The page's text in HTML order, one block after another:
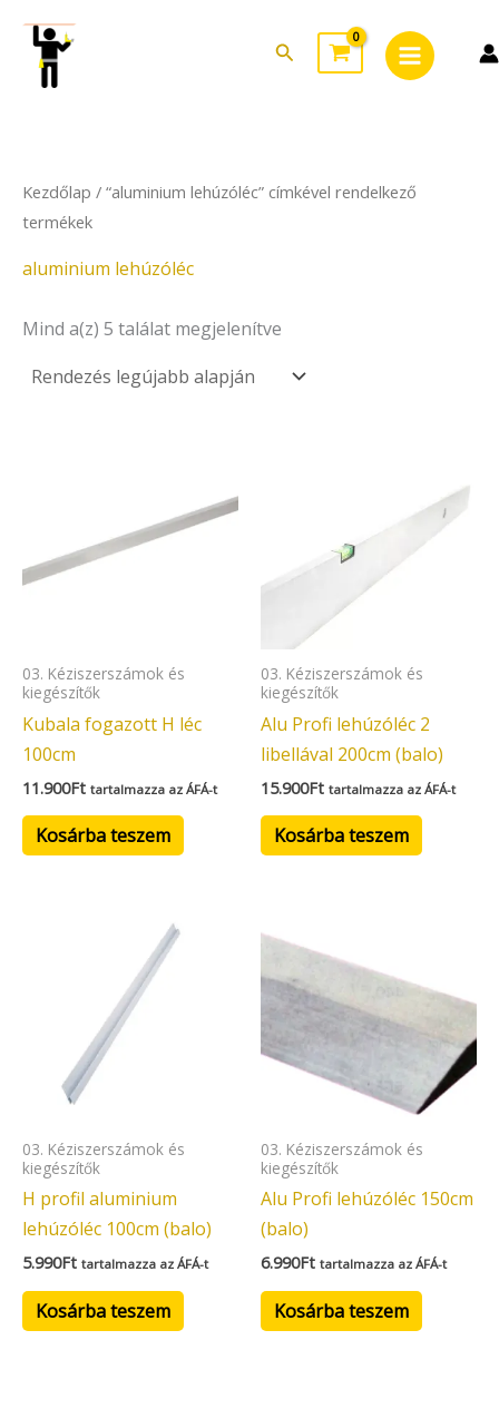
content
Search
Menu
Kezdőlap / “aluminium lehúzóléc” címkével rendelkező
termékek
aluminium lehúzóléc
Mind a(z) 5 találat megjelenítve
latest
03. Kéziszerszámok és
kiegészítők
Kubala fogazott H léc
100cm
11.900Ft tartalmazza az ÁFÁ-t
Kosárba teszem
03. Kéziszerszámok és
kiegészítők
Alu Profi lehúzóléc 2
libellával 200cm (balo)
15.900Ft tartalmazza az ÁFÁ-t
Kosárba teszem
03. Kéziszerszámok és
kiegészítők
H profil aluminium
lehúzóléc 100cm (balo)
5.990Ft tartalmazza az ÁFÁ-t
Kosárba teszem
03. Kéziszerszámok és
kiegészítők
Alu Profi lehúzóléc 150cm
(balo)
6.990Ft tartalmazza az ÁFÁ-t
Kosárba teszem